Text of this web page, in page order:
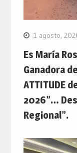
1 agosto,
Es María
Ganadora
ATTITUDE
2026”…
Regional”.